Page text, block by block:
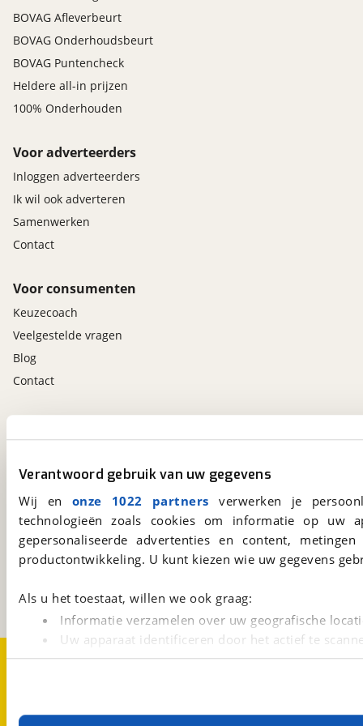
Verantwoord gebruik van uw gegevens
Wij en onze 1022 partners verwerken je
technologieën zoals cookies om informatie op
gepersonaliseerde advertenties en content,
productontwikkeling. U kunt kiezen wie uw gegevens
Als u het toestaat, willen we ook graag:
Informatie verzamelen over uw geografische
Uw apparaat identificeren door het actief te
Lees meer over hoe uw persoonlijke gegevens worden
Met cookies en vergelijkbare technieken zorgen we
BOVAG Afleverbeurt
BOVAG Onderhoudsbeurt
BOVAG Puntencheck
Heldere all-in prijzen
100% Onderhouden
Voor adverteerders
Inloggen adverteerders
Ik wil ook adverteren
Samenwerken
Contact
Voor consumenten
Keuzecoach
Veelgestelde vragen
Blog
Contact
viaBOVAG.nl
Kosterijland 15
Bunnik
BOVAG
Download 'm nu.
Over viaBOVAG.nlDisclaimer- en Privacyverklaring